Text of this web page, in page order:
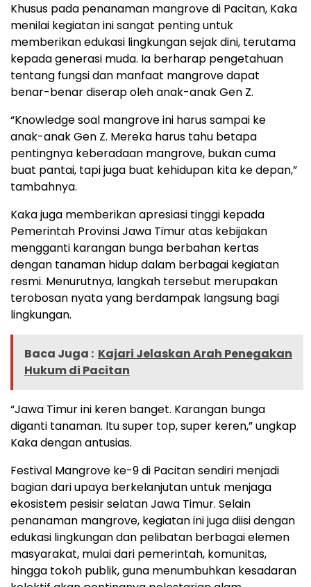
Khusus pada penanaman mangrove di Pacitan, Kaka
menilai kegiatan ini sangat penting untuk
memberikan edukasi lingkungan sejak dini, terutama
kepada generasi muda. Ia berharap pengetahuan
tentang fungsi dan manfaat mangrove dapat
benar-benar diserap oleh anak-anak Gen Z.
“Knowledge soal mangrove ini harus sampai ke
anak-anak Gen Z. Mereka harus tahu betapa
pentingnya keberadaan mangrove, bukan cuma
buat pantai, tapi juga buat kehidupan kita ke depan,”
tambahnya.
Kaka juga memberikan apresiasi tinggi kepada
Pemerintah Provinsi Jawa Timur atas kebijakan
mengganti karangan bunga berbahan kertas
dengan tanaman hidup dalam berbagai kegiatan
resmi. Menurutnya, langkah tersebut merupakan
terobosan nyata yang berdampak langsung bagi
lingkungan.
Baca Juga : Kajari Jelaskan Arah Penegakan
Hukum di Pacitan
“Jawa Timur ini keren banget. Karangan bunga
diganti tanaman. Itu super top, super keren,” ungkap
Kaka dengan antusias.
Festival Mangrove ke-9 di Pacitan sendiri menjadi
bagian dari upaya berkelanjutan untuk menjaga
ekosistem pesisir selatan Jawa Timur. Selain
penanaman mangrove, kegiatan ini juga diisi dengan
edukasi lingkungan dan pelibatan berbagai elemen
masyarakat, mulai dari pemerintah, komunitas,
hingga tokoh publik, guna menumbuhkan kesadaran